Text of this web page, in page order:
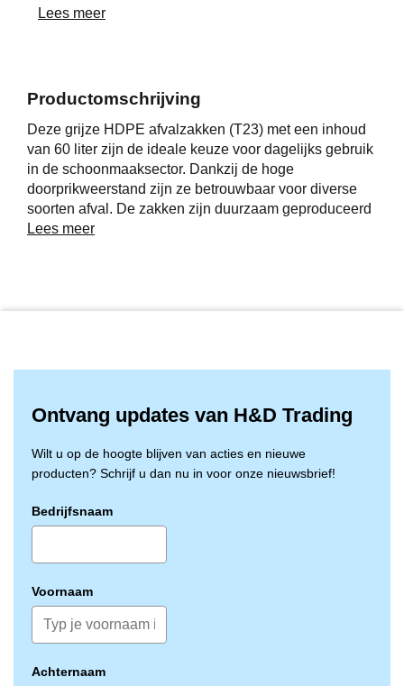
Productomschrijving
Deze grijze HDPE afvalzakken (T23) met een inhoud
van 60 liter zijn de ideale keuze voor dagelijks gebruik
in de schoonmaaksector. Dankzij de hoge
doorprikweerstand zijn ze betrouwbaar voor diverse
soorten afval. De zakken zijn duurzaam geproduceerd
uit een mix van gerecycled plastic, hergebruikt
efficiënte en milieubewuste oplossing voor
Afmeting: 60 x 80 cm
Kleur: Grijs
Inhoud: 60 liter
Toepassing: Facilitair / Kantoor / Horeca / Catering
Verpakking: 25 rollen × 20 zakken per doos
Lees meer
Lees meer
Ontvang updates van H&D Trading
Wilt u op de hoogte blijven van acties en nieuwe
producten? Schrijf u dan nu in voor onze nieuwsbrief!
Bedrijfsnaam
Voornaam
Achternaam